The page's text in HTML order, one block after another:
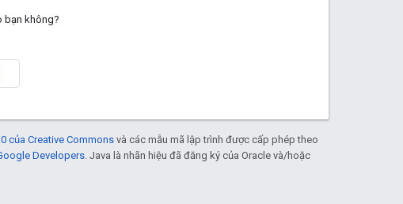
bạn không?
của Creative Commonsvà các mẫu mã lập trình được cấp phép theo
Developers . Java là nhãn hiệu đã đăng ký của Oracle và/hoặc